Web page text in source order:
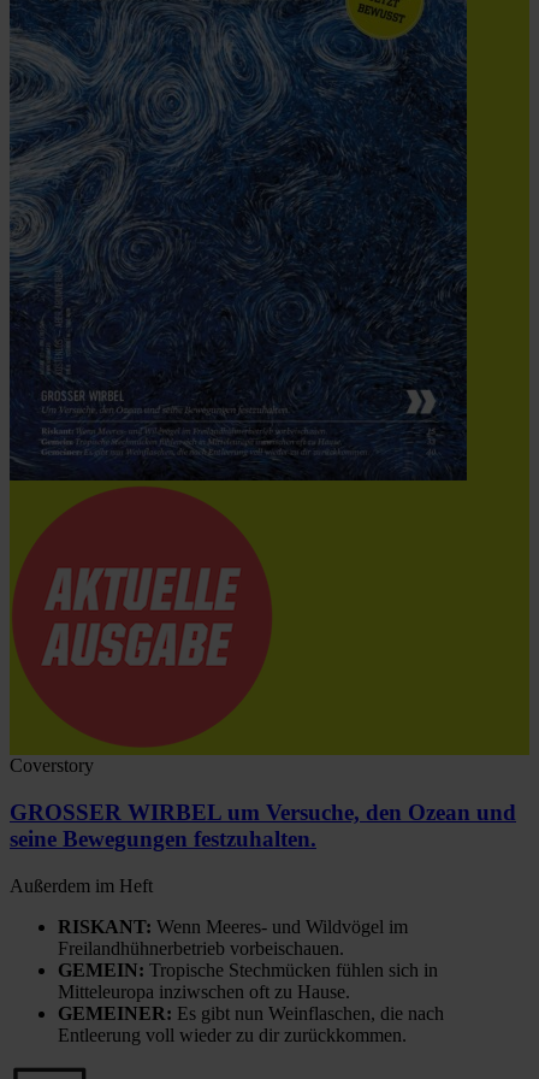
Coverstory
GROSSER WIRBEL um Versuche, den Ozean und
seine Bewegungen festzuhalten.
Außerdem im Heft
RISKANT: Wenn Meeres- und Wildvögel im
Freilandhühnerbetrieb vorbeischauen.
GEMEIN: Tropische Stechmücken fühlen sich in
Mitteleuropa inziwschen oft zu Hause.
GEMEINER: Es gibt nun Weinflaschen, die nach
Entleerung voll wieder zu dir zurückkommen.